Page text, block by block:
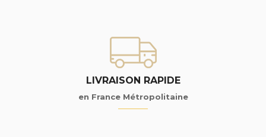
LIVRAISON RAPIDE
en France Métropolitaine